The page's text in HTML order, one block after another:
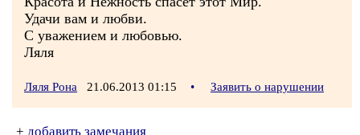
Удачи вам и любви.
С уважением и любовью.
Ляля
Ляля Рона 21.06.2013 01:15 • Заявить о нарушении
+ добавить замечания